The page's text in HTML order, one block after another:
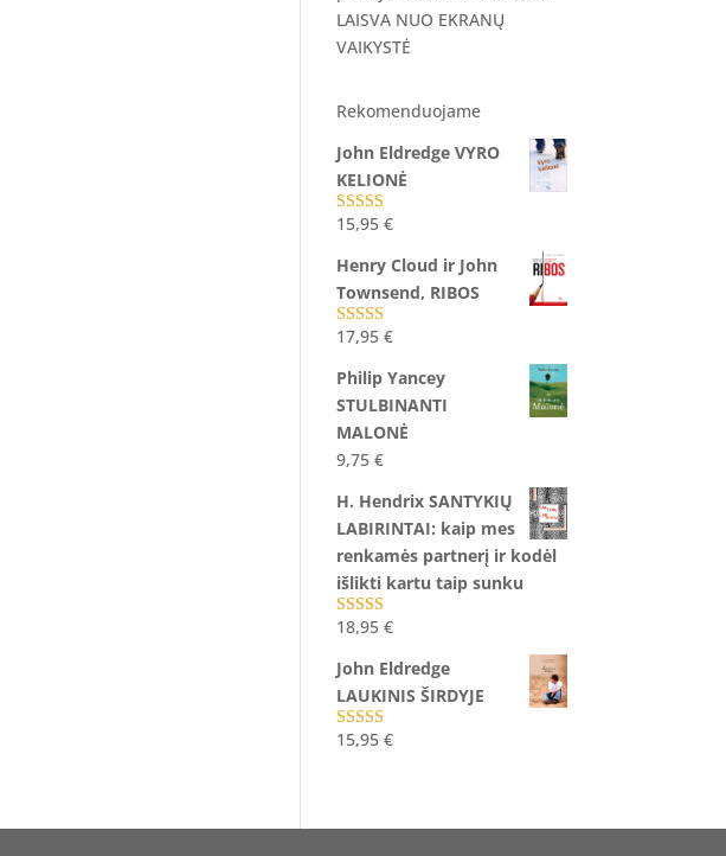
5 iš 5
LAISVA NUO EKRANŲ
VAIKYSTĖ
Rekomenduojame
John Eldredge VYRO
KELIONĖ
Įvertinimas:
15,95€
Henry Cloud ir John
Townsend, RIBOS
Įvertinimas:
17,95€
Philip Yancey
STULBINANTI
MALONĖ
9,75€
H. Hendrix SANTYKIŲ
LABIRINTAI: kaip mes
renkamės partnerį ir kodėl
išlikti kartu taip sunku
Įvertinimas:
18,95€
John Eldredge
LAUKINIS ŠIRDYJE
Įvertinimas:
15,95€